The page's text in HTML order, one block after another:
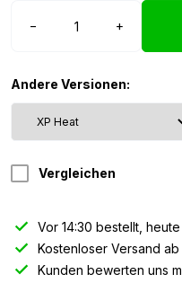
−
Siberia
Lampe
Menge
+
Andere Versionen:
Vergleichen
Vor 14:30 bestellt,
Kostenloser Versand
Kunden bewerten uns